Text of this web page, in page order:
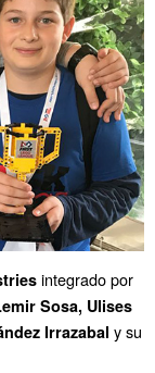
integrado por
Sosa, Ulises
Irrazabal y su